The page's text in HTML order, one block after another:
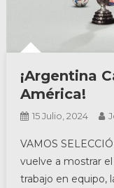
¡Argentina
América!
15 Julio, 2024
VAMOS
vuelve a mostrar
trabajo en equipo,